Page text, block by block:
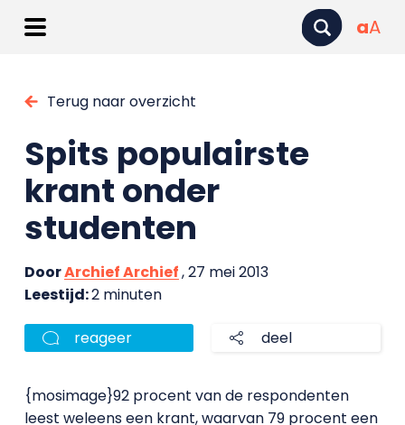
aA
Terug naar overzicht
Spits populairste
krant onder
studenten
DoorArchief Archief, 27 mei 2013
Leestijd:2 minuten
reageer deel
{mosimage}92 procent van de respondenten
leest weleens een krant, waarvan 79 procent een